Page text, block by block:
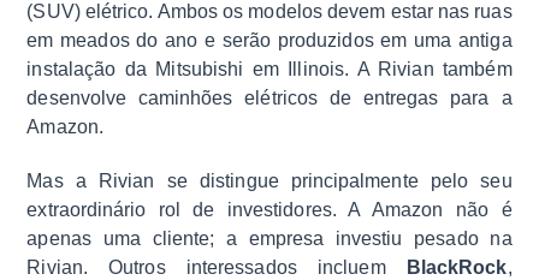
(SUV) elétrico. Ambos os modelos devem estar nas ruas
em meados do ano e serão produzidos em uma antiga
instalação da Mitsubishi em Illinois. A Rivian também
desenvolve caminhões elétricos de entregas para a
Amazon.
Mas a Rivian se distingue principalmente pelo seu
extraordinário rol de investidores. A Amazon não é
apenas uma cliente; a empresa investiu pesado na
Rivian. Outros interessados incluem
BlackRock,